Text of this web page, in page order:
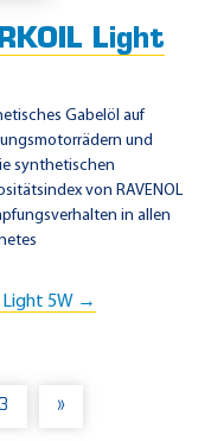
Light
Gabelöl auf
und
synthetischen
von RAVENOL
in allen
Light 5W →
»